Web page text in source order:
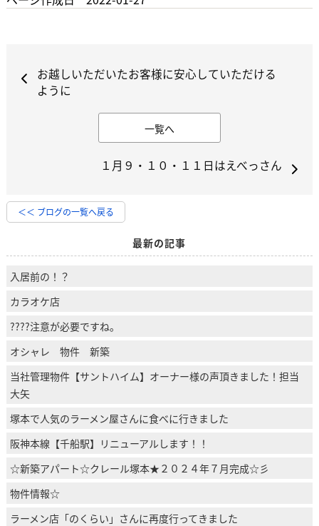
お越しいただいたお客様に安心していただける
ように
一覧へ
１月９・１０・１１日はえべっさん
＜＜ ブログの一覧へ戻る
最新の記事
入居前の！？
カラオケ店
????注意が必要ですね。
オシャレ 物件 新築
当社管理物件【サントハイム】オーナー様の声頂きました！担当
大矢
塚本で人気のラーメン屋さんに食べに行きました
阪神本線【千船駅】リニューアルします！！
☆新築アパート☆クレール塚本★２０２４年７月完成☆彡
物件情報☆
ラーメン店「のくらい」さんに再度行ってきました